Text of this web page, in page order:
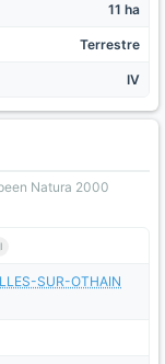
11 ha
Terrestre
IV
Natura 2000
SUR-OTHAIN